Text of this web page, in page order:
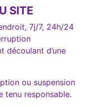
SITE
7j/7, 24h/24
découlant d’une
ou suspension
tenu responsable.